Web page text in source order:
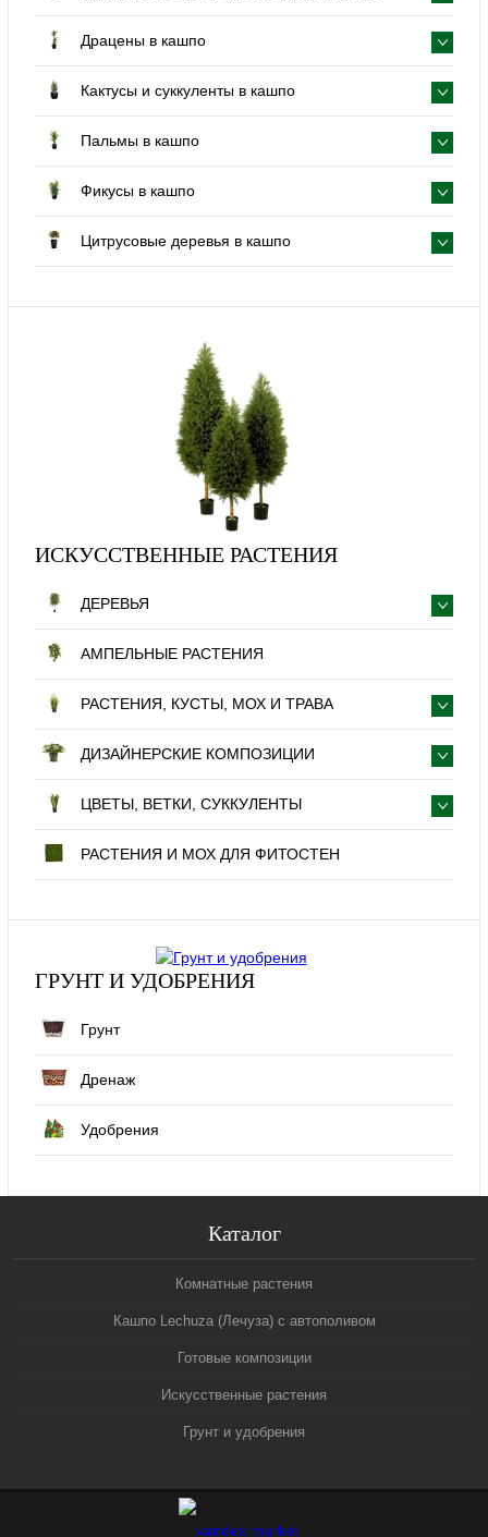
Драцены в кашпо
Кактусы и суккуленты в кашпо
Пальмы в кашпо
Фикусы в кашпо
Цитрусовые деревья в кашпо
ИСКУССТВЕННЫЕ РАСТЕНИЯ
ДЕРЕВЬЯ
АМПЕЛЬНЫЕ РАСТЕНИЯ
РАСТЕНИЯ, КУСТЫ, МОХ И ТРАВА
ДИЗАЙНЕРСКИЕ КОМПОЗИЦИИ
ЦВЕТЫ, ВЕТКИ, СУККУЛЕНТЫ
РАСТЕНИЯ И МОХ ДЛЯ ФИТОСТЕН
ГРУНТ И УДОБРЕНИЯ
Грунт
Дренаж
Удобрения
Каталог
Комнатные растения
Кашпо Lechuza (Лечуза) с автополивом
Готовые композиции
Искусственные растения
Грунт и удобрения